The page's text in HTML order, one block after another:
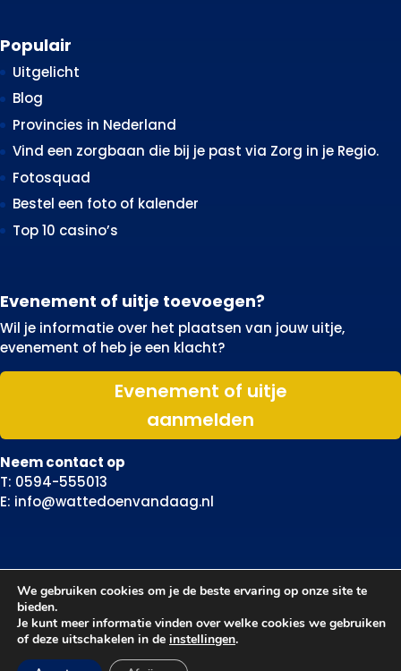
Populair
Uitgelicht
Blog
Provincies in Nederland
Vind een zorgbaan die bij je past via Zorg in je Regio.
Fotosquad
Bestel een foto of kalender
Top 10 casino’s
Evenement of uitje toevoegen?
Wil je informatie over het plaatsen van jouw uitje,
evenement of heb je een klacht?
Evenement of uitje
aanmelden
Neem contact op
T: 0594-555013
E: info@wattedoenvandaag.nl
We gebruiken cookies om je de beste ervaring op onze site te
bieden.
Je kunt meer informatie vinden over welke cookies we gebruiken
of deze uitschakelen in de instellingen.